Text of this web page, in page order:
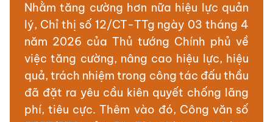
Nhằm tăng cường hơn nữa hiệu lực quản
lý, Chỉ thị số 12/CT-TTg ngày 03 tháng 4
năm 2026 của Thủ tướng Chính phủ về
việc tăng cường, nâng cao hiệu lực, hiệu
quả, trách nhiệm trong công tác đấu thầu
đã đặt ra yêu cầu kiên quyết chống lãng
phí, tiêu cực. Thêm vào đó, Công văn số